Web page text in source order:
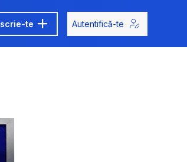
te Autentifică-te